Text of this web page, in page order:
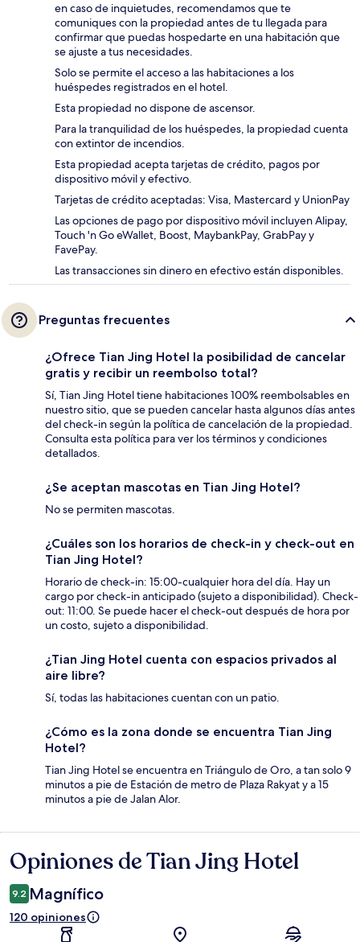
en caso de inquietudes, recomendamos que te
comuniques con la propiedad antes de tu llegada para
confirmar que puedas hospedarte en una habitación que
se ajuste a tus necesidades.
Solo se permite el acceso a las habitaciones a los
huéspedes registrados en el hotel.
Esta propiedad no dispone de ascensor.
Para la tranquilidad de los huéspedes, la propiedad cuenta
con extintor de incendios.
Esta propiedad acepta tarjetas de crédito, pagos por
dispositivo móvil y efectivo.
Tarjetas de crédito aceptadas: Visa, Mastercard y UnionPay
Las opciones de pago por dispositivo móvil incluyen Alipay,
Touch 'n Go eWallet, Boost, MaybankPay, GrabPay y
FavePay.
Las transacciones sin dinero en efectivo están disponibles.
Preguntas frecuentes
¿Ofrece Tian Jing Hotel la posibilidad de cancelar
gratis y recibir un reembolso total?
Sí, Tian Jing Hotel tiene habitaciones 100% reembolsables en
nuestro sitio, que se pueden cancelar hasta algunos días antes
del check-in según la política de cancelación de la propiedad.
Consulta esta política para ver los términos y condiciones
detallados.
¿Se aceptan mascotas en Tian Jing Hotel?
No se permiten mascotas.
¿Cuáles son los horarios de check-in y check-out en
Tian Jing Hotel?
Horario de check-in: 15:00-cualquier hora del día. Hay un
cargo por check-in anticipado (sujeto a disponibilidad). Check-
out: 11:00. Se puede hacer el check-out después de hora por
un costo, sujeto a disponibilidad.
¿Tian Jing Hotel cuenta con espacios privados al
aire libre?
Sí, todas las habitaciones cuentan con un patio.
¿Cómo es la zona donde se encuentra Tian Jing
Hotel?
Tian Jing Hotel se encuentra en Triángulo de Oro, a tan solo 9
minutos a pie de Estación de metro de Plaza Rakyat y a 15
minutos a pie de Jalan Alor.
Opiniones
Opiniones de Tian Jing Hotel
9.2 Magnífico
120 opiniones